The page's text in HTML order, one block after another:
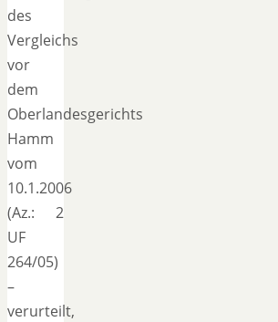
des
Vergleichs
vor
dem
Oberlandesgerichts
Hamm
vom
10.1.2006
(Az.: 2
UF
264/05)
–
verurteilt,